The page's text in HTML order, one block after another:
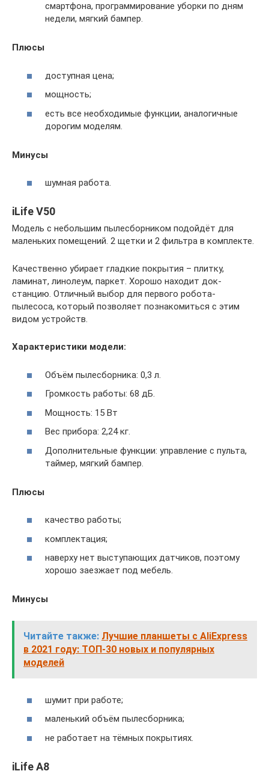
смартфона, программирование уборки по дням
недели, мягкий бампер.
Плюсы
доступная цена;
мощность;
есть все необходимые функции, аналогичные
дорогим моделям.
Минусы
шумная работа.
iLife V50
Модель с небольшим пылесборником подойдёт для
маленьких помещений. 2 щетки и 2 фильтра в комплекте.
Качественно убирает гладкие покрытия – плитку,
ламинат, линолеум, паркет. Хорошо находит док-
станцию. Отличный выбор для первого робота-
пылесоса, который позволяет познакомиться с этим
видом устройств.
Характеристики модели:
Объём пылесборника: 0,3 л.
Громкость работы: 68 дБ.
Мощность: 15 Вт
Вес прибора: 2,24 кг.
Дополнительные функции: управление с пульта,
таймер, мягкий бампер.
Плюсы
качество работы;
комплектация;
наверху нет выступающих датчиков, поэтому
хорошо заезжает под мебель.
Минусы
Читайте также: Лучшие планшеты с AliExpress
в 2021 году: ТОП-30 новых и популярных
моделей
шумит при работе;
маленький объём пылесборника;
не работает на тёмных покрытиях.
iLife A8